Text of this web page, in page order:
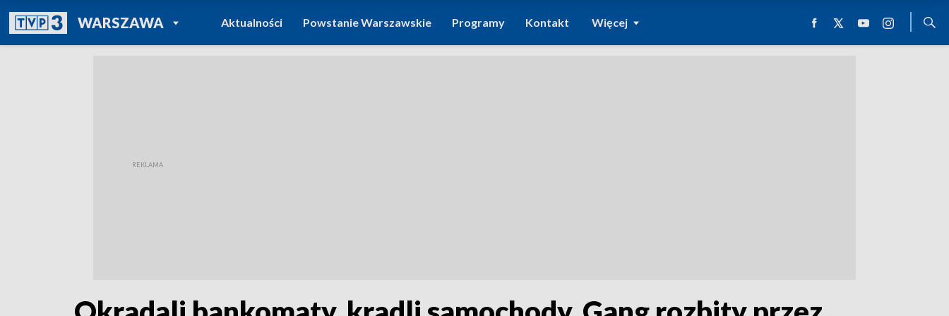
WARSZAWAPOWRÓT DO
TVP REGIONY
Aktualności Powstanie Warszawskie Programy Kontakt Więcej